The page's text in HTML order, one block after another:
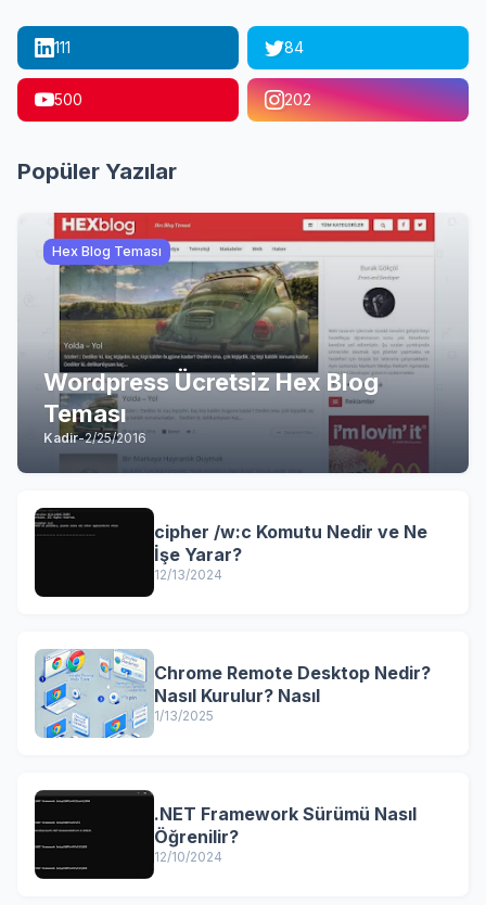
111 84
500 202
Popüler Yazılar
Hex Blog Teması
Wordpress Ücretsiz Hex Blog
Teması
Kadir-2/25/2016
cipher /w:c Komutu Nedir ve Ne
İşe Yarar?
12/13/2024
Chrome Remote Desktop Nedir?
Nasıl Kurulur? Nasıl
1/13/2025
.NET Framework Sürümü Nasıl
Öğrenilir?
12/10/2024